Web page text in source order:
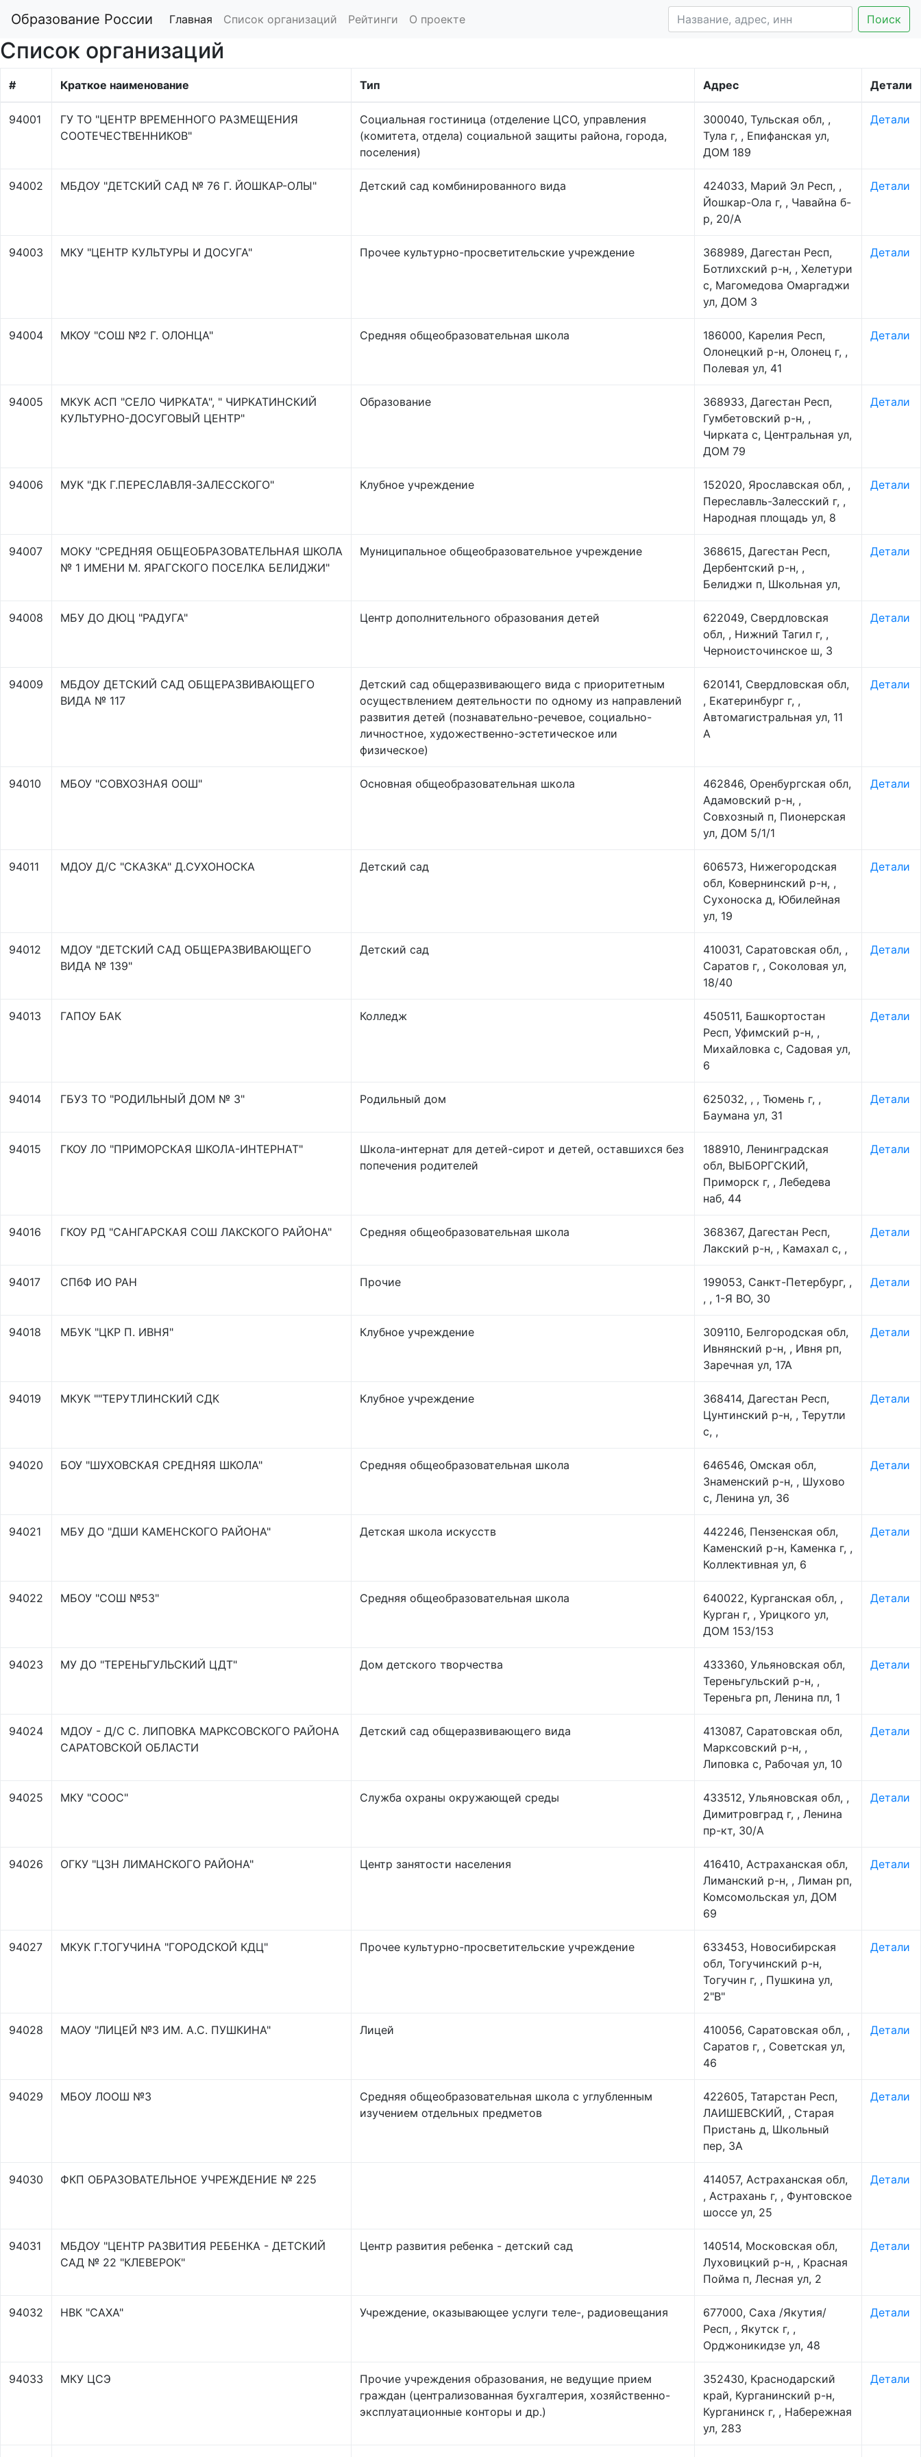
Образование России Главная Список организаций Рейтинги О проекте Поиск
Список организаций
# Краткое наименование Тип Адрес Детали
94001
ГУ ТО "ЦЕНТР ВРЕМЕННОГО РАЗМЕЩЕНИЯ
СООТЕЧЕСТВЕННИКОВ"
Социальная гостиница (отделение ЦСО, управления
(комитета, отдела) социальной защиты района, города,
поселения)
300040, Тульская обл, ,
Тула г, , Епифанская ул,
ДОМ 189
Детали
94002 МБДОУ "ДЕТСКИЙ САД № 76 Г. ЙОШКАР-ОЛЫ" Детский сад комбинированного вида
424033, Марий Эл Респ, ,
Йошкар-Ола г, , Чавайна б-
р, 20/А
Детали
94003 МКУ "ЦЕНТР КУЛЬТУРЫ И ДОСУГА" Прочее культурно-просветительские учреждение
368989, Дагестан Респ,
Ботлихский р-н, , Хелетури
с, Магомедова Омаргаджи
ул, ДОМ 3
Детали
94004 МКОУ "СОШ №2 Г. ОЛОНЦА" Средняя общеобразовательная школа
186000, Карелия Респ,
Олонецкий р-н, Олонец г, ,
Полевая ул, 41
Детали
94005
МКУК АСП "СЕЛО ЧИРКАТА", " ЧИРКАТИНСКИЙ
КУЛЬТУРНО-ДОСУГОВЫЙ ЦЕНТР"
Образование
368933, Дагестан Респ,
Гумбетовский р-н, ,
Чирката с, Центральная ул,
ДОМ 79
Детали
94006 МУК "ДК Г.ПЕРЕСЛАВЛЯ-ЗАЛЕССКОГО" Клубное учреждение
152020, Ярославская обл, ,
Переславль-Залесский г, ,
Народная площадь ул, 8
Детали
94007
МОКУ "СРЕДНЯЯ ОБЩЕОБРАЗОВАТЕЛЬНАЯ ШКОЛА
№ 1 ИМЕНИ М. ЯРАГСКОГО ПОСЕЛКА БЕЛИДЖИ"
Муниципальное общеобразовательное учреждение
368615, Дагестан Респ,
Дербентский р-н, ,
Белиджи п, Школьная ул,
Детали
94008 МБУ ДО ДЮЦ "РАДУГА" Центр дополнительного образования детей
622049, Свердловская
обл, , Нижний Тагил г, ,
Черноисточинское ш, 3
Детали
94009
МБДОУ ДЕТСКИЙ САД ОБЩЕРАЗВИВАЮЩЕГО
ВИДА № 117
Детский сад общеразвивающего вида с приоритетным
осуществлением деятельности по одному из направлений
развития детей (познавательно-речевое, социально-
личностное, художественно-эстетическое или
физическое)
620141, Свердловская обл,
, Екатеринбург г, ,
Автомагистральная ул, 11
А
Детали
94010 МБОУ "СОВХОЗНАЯ ООШ" Основная общеобразовательная школа
462846, Оренбургская обл,
Адамовский р-н, ,
Совхозный п, Пионерская
ул, ДОМ 5/1/1
Детали
94011 МДОУ Д/С "СКАЗКА" Д.СУХОНОСКА Детский сад
606573, Нижегородская
обл, Ковернинский р-н, ,
Сухоноска д, Юбилейная
ул, 19
Детали
94012
МДОУ "ДЕТСКИЙ САД ОБЩЕРАЗВИВАЮЩЕГО
ВИДА № 139"
Детский сад
410031, Саратовская обл, ,
Саратов г, , Соколовая ул,
18/40
Детали
94013 ГАПОУ БАК Колледж
450511, Башкортостан
Респ, Уфимский р-н, ,
Михайловка с, Садовая ул,
6
Детали
94014 ГБУЗ ТО "РОДИЛЬНЫЙ ДОМ № 3" Родильный дом
625032, , , Тюмень г, ,
Баумана ул, 31
Детали
94015 ГКОУ ЛО "ПРИМОРСКАЯ ШКОЛА-ИНТЕРНАТ"
Школа-интернат для детей-сирот и детей, оставшихся без
попечения родителей
188910, Ленинградская
обл, ВЫБОРГСКИЙ,
Приморск г, , Лебедева
наб, 44
Детали
94016 ГКОУ РД "САНГАРСКАЯ СОШ ЛАКСКОГО РАЙОНА" Средняя общеобразовательная школа
368367, Дагестан Респ,
Лакский р-н, , Камахал с, ,
Детали
94017 СПбФ ИО РАН Прочие
199053, Санкт-Петербург, ,
, , 1-Я ВО, 30
Детали
94018 МБУК "ЦКР П. ИВНЯ" Клубное учреждение
309110, Белгородская обл,
Ивнянский р-н, , Ивня рп,
Заречная ул, 17А
Детали
94019 МКУК ""ТЕРУТЛИНСКИЙ СДК Клубное учреждение
368414, Дагестан Респ,
Цунтинский р-н, , Терутли
с, ,
Детали
94020 БОУ "ШУХОВСКАЯ СРЕДНЯЯ ШКОЛА" Средняя общеобразовательная школа
646546, Омская обл,
Знаменский р-н, , Шухово
с, Ленина ул, 36
Детали
94021 МБУ ДО "ДШИ КАМЕНСКОГО РАЙОНА" Детская школа искусств
442246, Пензенская обл,
Каменский р-н, Каменка г, ,
Коллективная ул, 6
Детали
94022 МБОУ "СОШ №53" Средняя общеобразовательная школа
640022, Курганская обл, ,
Курган г, , Урицкого ул,
ДОМ 153/153
Детали
94023 МУ ДО "ТЕРЕНЬГУЛЬСКИЙ ЦДТ" Дом детского творчества
433360, Ульяновская обл,
Тереньгульский р-н, ,
Тереньга рп, Ленина пл, 1
Детали
94024
МДОУ - Д/С С. ЛИПОВКА МАРКСОВСКОГО РАЙОНА
САРАТОВСКОЙ ОБЛАСТИ
Детский сад общеразвивающего вида
413087, Саратовская обл,
Марксовский р-н, ,
Липовка с, Рабочая ул, 10
Детали
94025 МКУ "СООС" Служба охраны окружающей среды
433512, Ульяновская обл, ,
Димитровград г, , Ленина
пр-кт, 30/А
Детали
94026 ОГКУ "ЦЗН ЛИМАНСКОГО РАЙОНА" Центр занятости населения
416410, Астраханская обл,
Лиманский р-н, , Лиман рп,
Комсомольская ул, ДОМ
69
Детали
94027 МКУК Г.ТОГУЧИНА "ГОРОДСКОЙ КДЦ" Прочее культурно-просветительские учреждение
633453, Новосибирская
обл, Тогучинский р-н,
Тогучин г, , Пушкина ул,
2"В"
Детали
94028 МАОУ "ЛИЦЕЙ №3 ИМ. А.С. ПУШКИНА" Лицей
410056, Саратовская обл, ,
Саратов г, , Советская ул,
46
Детали
94029 МБОУ ЛООШ №3
Средняя общеобразовательная школа с углубленным
изучением отдельных предметов
422605, Татарстан Респ,
ЛАИШЕВСКИЙ, , Старая
Пристань д, Школьный
пер, 3А
Детали
94030 ФКП ОБРАЗОВАТЕЛЬНОЕ УЧРЕЖДЕНИЕ № 225
414057, Астраханская обл,
, Астрахань г, , Фунтовское
шоссе ул, 25
Детали
94031
МБДОУ "ЦЕНТР РАЗВИТИЯ РЕБЕНКА - ДЕТСКИЙ
САД № 22 "КЛЕВЕРОК"
Центр развития ребенка - детский сад
140514, Московская обл,
Луховицкий р-н, , Красная
Пойма п, Лесная ул, 2
Детали
94032 НВК "САХА" Учреждение, оказывающее услуги теле-, радиовещания
677000, Саха /Якутия/
Респ, , Якутск г, ,
Орджоникидзе ул, 48
Детали
94033 МКУ ЦСЭ
Прочие учреждения образования, не ведущие прием
граждан (централизованная бухгалтерия, хозяйственно-
эксплуатационные конторы и др.)
352430, Краснодарский
край, Курганинский р-н,
Курганинск г, , Набережная
ул, 283
Детали